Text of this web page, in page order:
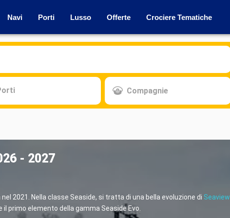
Navi Porti Lusso Offerte Crociere Tematiche
Compagnie
- 2027
2021. Nella classe Seaside, si tratta di una bella evoluzione di Seaview
primo elemento della gamma Seaside Evo.